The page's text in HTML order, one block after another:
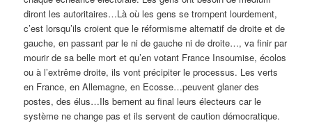
diront les autoritaires…Là où les gens se trompent lourdement,
c’est lorsqu’ils croient que le réformisme alternatif de droite et de
gauche, en passant par le ni de gauche ni de droite…, va finir par
mourir de sa belle mort et qu’en votant France Insoumise, écolos
ou à l’extrême droite, ils vont précipiter le processus. Les verts
en France, en Allemagne, en Ecosse…peuvent glaner des
postes, des élus…Ils bernent au final leurs électeurs car le
système ne change pas et ils servent de caution démocratique.